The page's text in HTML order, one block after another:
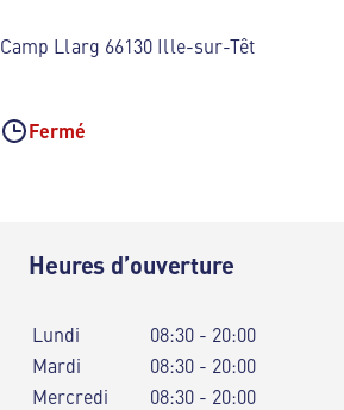
Camp Llarg 66130 Ille-sur-Têt
Fermé
Heures d’ouverture
Lundi
08:30 - 20:00
Mardi
08:30 - 20:00
Mercredi
08:30 - 20:00